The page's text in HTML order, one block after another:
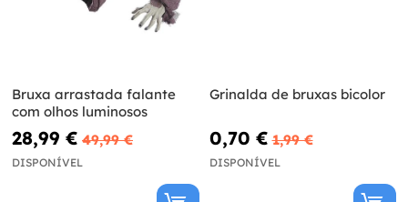
Bruxa arrastada falante
com olhos luminosos
28,99 € 49,99 €
DISPONÍVEL
Grinalda de bruxas bicolor
0,70 € 1,99 €
DISPONÍVEL